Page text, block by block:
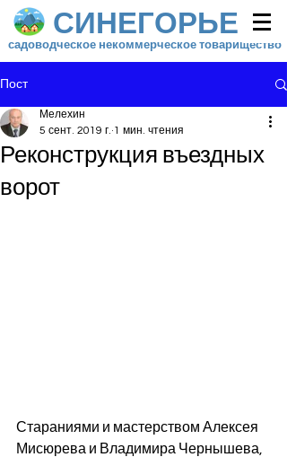
СИНЕГОРЬЕ
садоводческое некоммерческое товарищество
Пост
Реконструкция въездных
ворот
Мелехин
5 сент. 2019 г. 1 мин. чтения
Стараниями и мастерством Алексея
Мисюрева и Владимира Чернышева,